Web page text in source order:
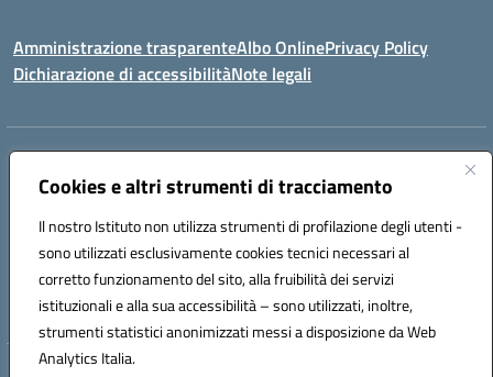
Cookies e altri strumenti di tracciamento
Il nostro Istituto non utilizza strumenti di profilazione degli utenti -
sono utilizzati esclusivamente cookies tecnici necessari al
corretto funzionamento del sito, alla fruibilità dei servizi
istituzionali e alla sua accessibilità – sono utilizzati, inoltre,
strumenti statistici anonimizzati messi a disposizione da Web
Analytics Italia.
Amministrazione trasparenteAlbo OnlinePrivacy Policy
Dichiarazione di accessibilitàNote legali
Indirizzo:
Centralino:0823944017 Email:ceic85400b@istruzione.it
Codice fiscale: 82000440618
Codice meccanografico:
CEIC85400B
Codice Indice delle Pubbliche Amministrazioni (IPA): istsc_CEIC85400B